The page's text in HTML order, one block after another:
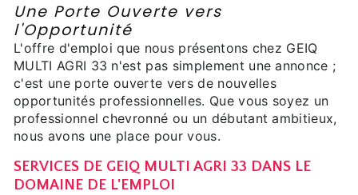
Une Porte Ouverte vers
l'Opportunité
L'offre d'emploi que nous présentons chez GEIQ
MULTI AGRI 33 n'est pas simplement une annonce ;
c'est une porte ouverte vers de nouvelles
opportunités professionnelles. Que vous soyez un
professionnel chevronné ou un débutant ambitieux,
nous avons une place pour vous.
SERVICES DE GEIQ MULTI AGRI 33 DANS LE
DOMAINE DE L'EMPLOI